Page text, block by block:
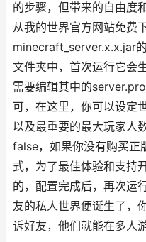
的步骤，但带来的自由度
从我的世界官方网站免费
minecraft_server.x.x.jar
文件夹中，首次运行它会
需要编辑其中的
可，在这里，你可以设定
以及最重要的最大玩家人
false，如果你没有购买正
式，为了最佳体验和支持
的，配置完成后，再次运
友的私人世界便诞生了，
诉好友，他们就能在多人